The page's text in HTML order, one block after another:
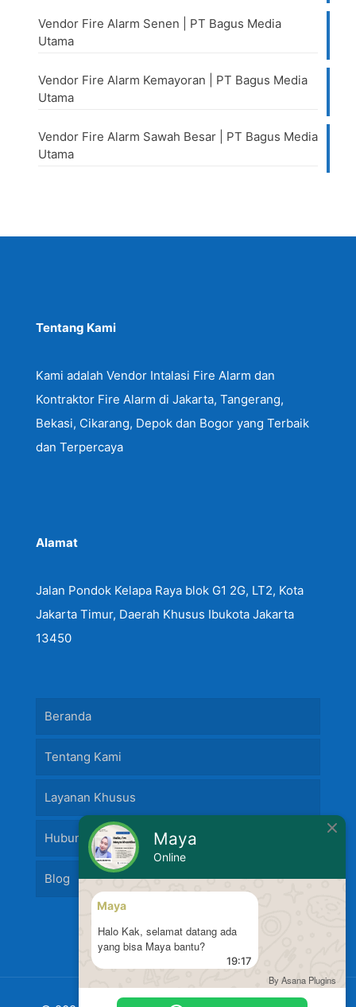
Vendor Fire Alarm Senen | PT Bagus Media
Utama
Vendor Fire Alarm Kemayoran | PT Bagus Media
Utama
Vendor Fire Alarm Sawah Besar | PT Bagus Media
Utama
Tentang Kami
Kami adalah Vendor Intalasi Fire Alarm dan
Kontraktor Fire Alarm di Jakarta, Tangerang,
Bekasi, Cikarang, Depok dan Bogor yang Terbaik
dan Terpercaya
Alamat
Jalan Pondok Kelapa Raya blok G1 2G, LT2, Kota
Jakarta Timur, Daerah Khusus Ibukota Jakarta
13450
Beranda
Tentang Kami
Layanan Khusus
Hubungi Kami
Blog
Maya
Online
Maya
Halo Kak, selamat datang ada
yang bisa Maya bantu?
19:17
By Asana Plugins